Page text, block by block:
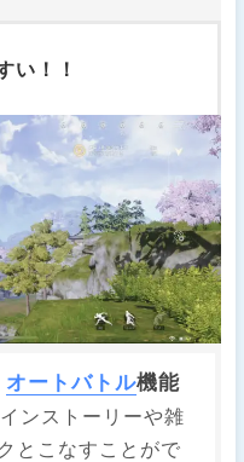
い！！
オートバトル機能
ンストーリーや雑
とこなすことがで